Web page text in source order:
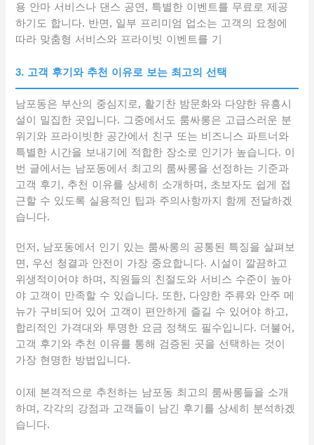
용 안마 서비스나 댄스 공연, 특별한 이벤트를 무료로 제공
하기도 합니다. 반면, 일부 프리미엄 업소는 고객의 요청에
따라 맞춤형 서비스와 프라이빗 이벤트를 기
3. 고객 후기와 추천 이유로 보는 최고의 선택
남포동은 부산의 중심지로, 활기찬 밤문화와 다양한 유흥시
설이 밀집한 곳입니다. 그중에서도 룸싸롱은 고급스러운 분
위기와 프라이빗한 공간에서 친구 또는 비즈니스 파트너와
특별한 시간을 보내기에 적합한 장소로 인기가 높습니다. 이
번 글에서는 남포동에서 최고의 룸싸롱을 선정하는 기준과
고객 후기, 추천 이유를 상세히 소개하며, 초보자도 쉽게 접
근할 수 있도록 실용적인 팁과 주의사항까지 함께 전달하겠
습니다.
먼저, 남포동에서 인기 있는 룸싸롱의 공통된 특징을 살펴보
면, 우선 청결과 안전이 가장 중요합니다. 시설이 깔끔하고
위생적이어야 하며, 직원들의 친절도와 서비스 수준이 높아
야 고객이 만족할 수 있습니다. 또한, 다양한 주류와 안주 메
뉴가 구비되어 있어 고객이 편안하게 즐길 수 있어야 하고,
합리적인 가격대와 투명한 요금 정책도 필수입니다. 더불어,
고객 후기와 추천 이유를 통해 검증된 곳을 선택하는 것이
가장 현명한 방법입니다.
이제 본격적으로 추천하는 남포동 최고의 룸싸롱들을 소개
하며, 각각의 강점과 고객들이 남긴 후기를 상세히 분석하겠
습니다.